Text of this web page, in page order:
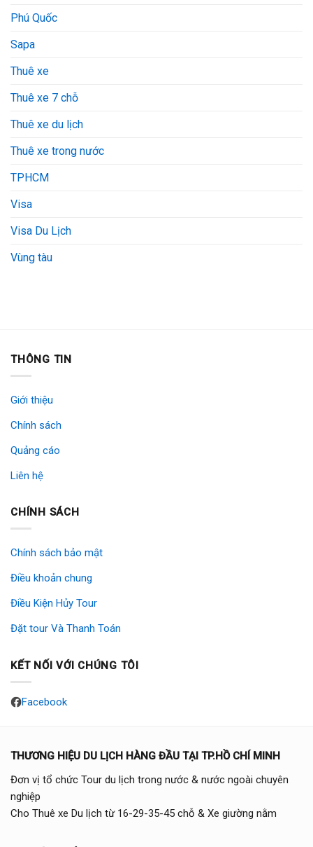
Phú Quốc
Sapa
Thuê xe
Thuê xe 7 chỗ
Thuê xe du lịch
Thuê xe trong nước
TPHCM
Visa
Visa Du Lịch
Vùng tàu
THÔNG TIN
Giới thiệu
Chính sách
Quảng cáo
Liên hệ
CHÍNH SÁCH
Chính sách bảo mật
Điều khoản chung
Điều Kiện Hủy Tour
Đặt tour Và Thanh Toán
KẾT NỐI VỚI CHÚNG TÔI
Facebook
THƯƠNG HIỆU DU LỊCH HÀNG ĐẦU TẠI TP.HỒ CHÍ MINH
Đơn vị tổ chức Tour du lịch trong nước & nước ngoài chuyên
nghiệp
Cho Thuê xe Du lịch từ 16-29-35-45 chỗ & Xe giường nằm